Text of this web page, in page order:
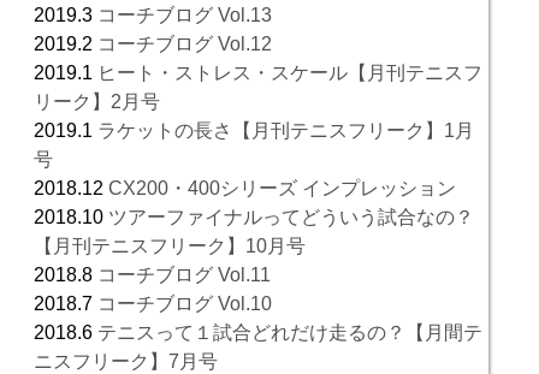
2019.3 コーチブログ Vol.13
2019.2 コーチブログ Vol.12
2019.1 ヒート・ストレス・スケール【月刊テニスフ
リーク】2月号
2019.1 ラケットの長さ【月刊テニスフリーク】1月
号
2018.12 CX200・400シリーズ インプレッション
2018.10 ツアーファイナルってどういう試合なの？
【月刊テニスフリーク】10月号
2018.8 コーチブログ Vol.11
2018.7 コーチブログ Vol.10
2018.6 テニスって１試合どれだけ走るの？【月間テ
ニスフリーク】7月号